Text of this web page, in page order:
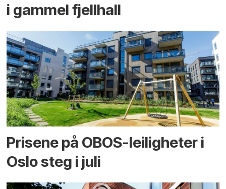
i gammel fjellhall
Prisene på OBOS-leiligheter i
Oslo steg i juli